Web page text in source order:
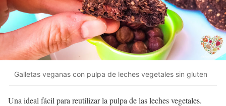
Galletas veganas con pulpa de leches vegetales sin gluten
Una ideal fácil para reutilizar la pulpa de las leches vegetales.